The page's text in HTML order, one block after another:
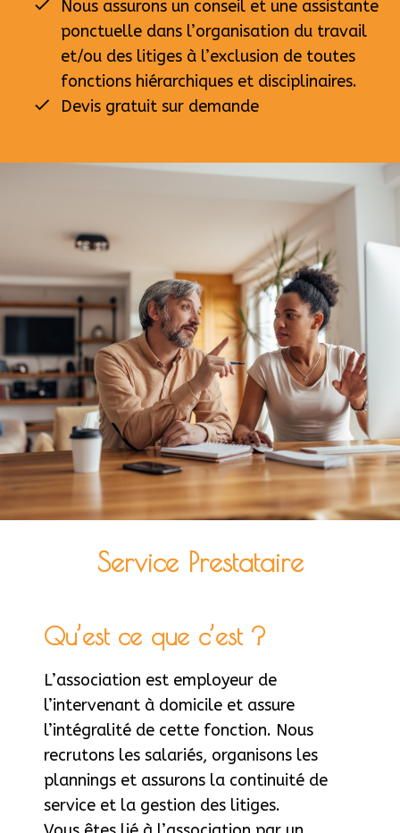
Nous assurons un conseil et une assistante
ponctuelle dans l’organisation du travail
et/ou des litiges à l’exclusion de toutes
fonctions hiérarchiques et disciplinaires.
Devis gratuit sur demande
Service Prestataire
Qu’est ce que c’est ?
L’association est employeur de
l’intervenant à domicile et assure
l’intégralité de cette fonction. Nous
recrutons les salariés, organisons les
plannings et assurons la continuité de
service et la gestion des litiges.